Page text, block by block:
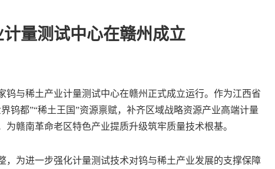
量测试中心在赣州成立
与稀土产业计量测试中心在赣州正式成立运行。作为江西省
钨都”“稀土王国”资源禀赋，补齐区域战略资源产业高端计量
赣南革命老区特色产业提质升级筑牢质量技术根基。
为进一步强化计量测试技术对钨与稀土产业发展的支撑保障